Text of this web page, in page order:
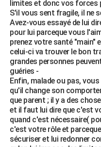
limites et donc vos forces
S'il vous sent fragile, il ne
Avez-vous essayé de lui
pour lui parceque vous
prenez votre santé "main"
celui-ci va trouver le bon
grandes personnes
guéries -
Enfin, malade ou pas,
qu'il change son
que parent ; il y a des
et il faut lui dire que c'est
quand c'est nécessaire(
c'est votre rôle et
sécuriser et lui redonner